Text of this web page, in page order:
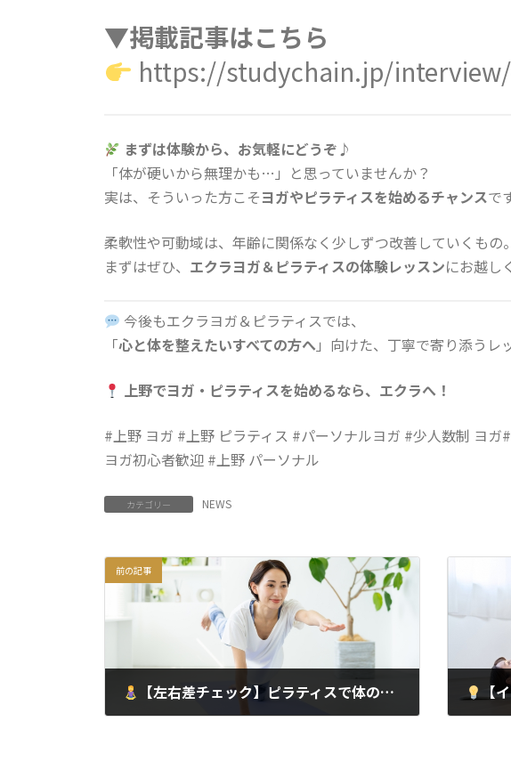
▼掲載記事はこちら
https://studychain.jp/
まずは体験から、お気軽にどうぞ♪
「体が硬いから無理かも…」と思っていませんか？
実は、そういった方こそヨガやピラティスを始めるチャンスで
柔軟性や可動域は、年齢に関係なく少しずつ改善していくもの。
まずはぜひ、 エクラヨガ＆ピラティスの体験レッスンにお越し
今後もエクラヨガ＆ピラティスでは、
「心と体を整えたいすべての方へ 」向けた、丁寧で寄り添うレ
上野でヨガ・ピラティスを始めるなら、エクラへ！
#上野 ヨガ #上野 ピラティス #パーソナルヨガ #少人数制 ヨ
ヨガ初心者歓迎 #上野 パーソナル
カテゴリー NEWS
前の記事
【左右差チェック】ピラティスで体のゆがみに気づく！姿勢改善・骨盤バランスを整える方法｜上野・浅草で人気のパーソナルレッスン 【イン